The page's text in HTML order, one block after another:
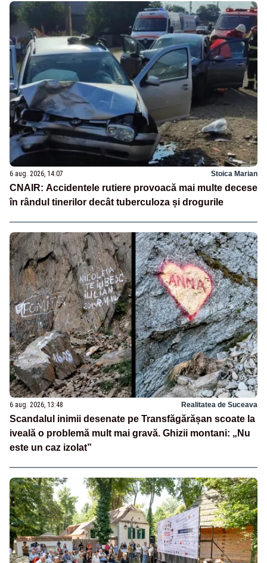
6 aug. 2026, 14:07 Stoica Marian
CNAIR: Accidentele rutiere provoacă mai multe decese
în rândul tinerilor decât tuberculoza și drogurile
6 aug. 2026, 13:48 Realitatea de Suceava
Scandalul inimii desenate pe Transfăgărășan scoate la
iveală o problemă mult mai gravă. Ghizii montani: „Nu
este un caz izolat”